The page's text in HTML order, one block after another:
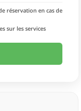
réservation en cas de
sur les services